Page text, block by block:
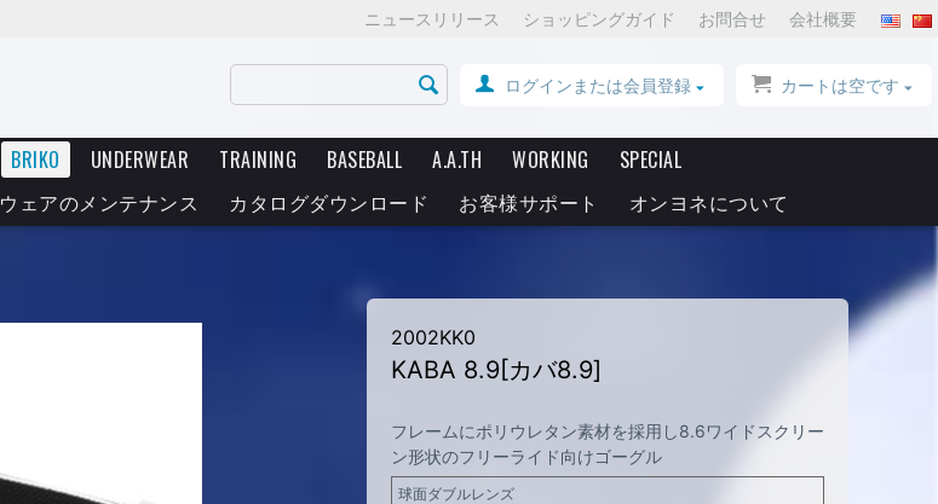
ニュースリリース ショッピングガイド お問合せ 会社概要
カートは空です
ログインまたは会員登録
BRIKO UNDERWEAR TRAINING BASEBALL A.A.TH WORKING
SPECIAL
ウェアのメンテナンス カタログダウンロード お客様サポート オンヨネについて
2002KK0
KABA 8.9[カバ8.9]
フレームにポリウレタン素材を採用し8.6ワイドスクリー
ン形状のフリーライド向けゴーグル
球面ダブルレンズ